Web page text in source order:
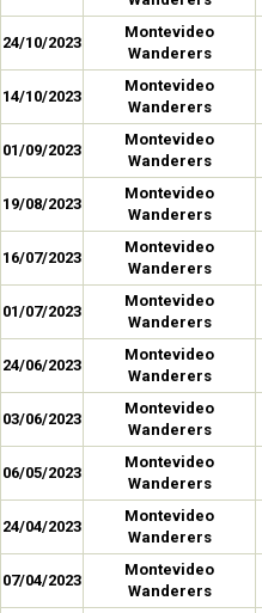
24/10/2023
Montevideo
Wanderers
14/10/2023
Montevideo
Wanderers
01/09/2023
Montevideo
Wanderers
19/08/2023
Montevideo
Wanderers
16/07/2023
Montevideo
Wanderers
01/07/2023
Montevideo
Wanderers
24/06/2023
Montevideo
Wanderers
03/06/2023
Montevideo
Wanderers
06/05/2023
Montevideo
Wanderers
24/04/2023
Montevideo
Wanderers
07/04/2023
Montevideo
Wanderers